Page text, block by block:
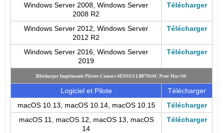
Windows Server 2008, Windows Server
2008 R2
Télécharger
Windows Server 2012, Windows Server
2012 R2
Télécharger
Windows Server 2016, Windows Server
2019
Télécharger
Télécharger Imprimante Pilotes Canon i-SENSYS LBP7010C Pour Mac OS
Logiciel et Pilote
Télécharger
macOS 10.13, macOS 10.14, macOS 10.15
Télécharger
macOS 11, macOS 12, macOS 13, macOS
14
Télécharger